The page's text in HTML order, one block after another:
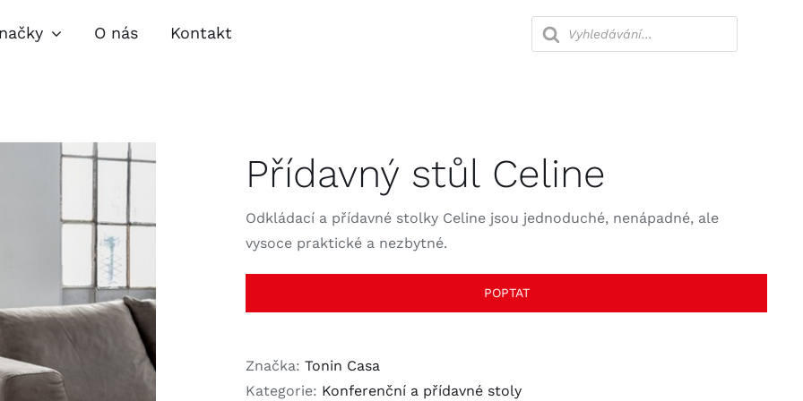
Zahradní nábytek
Nábytkové
speciality
Kanceláře
O nás Kontakt
Products
search
Přídavný stůl Celine
Odkládací a přídavné stolky Celine jsou jednoduché, nenápadné, ale
vysoce praktické a nezbytné.
POPTAT
Značka:Tonin Casa
Kategorie: Konferenční a přídavné stoly